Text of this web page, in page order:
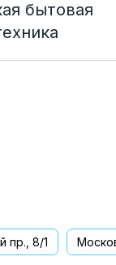
бытовая
пр., 8/1